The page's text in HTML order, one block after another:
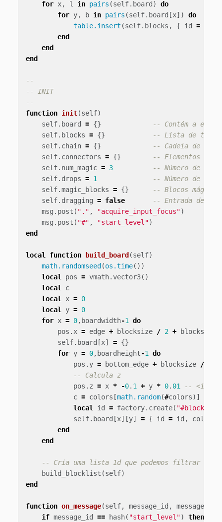
for x, l in pairs (self. board )
do
for y, b in pairs (self. board [x])
do
table.insert (self. blocks , { id =
end
end
end
--
-- INIT
--
function init(self)
self. board = {}
-- Contém a
self. blocks = {}
-- Lista de
self. chain = {}
-- Cadeia de
self. connectors = {}
-- Elementos
self. num_magic = 3
-- Número de
self. drops = 1
-- Número de
self.magic_blocks = {}
-- Blocos
self. dragging = false
-- Entrada de
msg . post ( "." , "acquire_input_focus")
msg . post ( "#" , "start_level")
end
local function build_board (self)
math.randomseed (os.time())
local pos = vmath.vector3()
local c
local x = 0
local y = 0
for x = 0, boardwidth-1 do
pos .x = edge + blocksize / 2 + blocksize
self. board [x] = {}
for y = 0, boardheight-1 do
pos . y = bottom_edge + blocksize /
-- Calcula z
pos . z = x * -0. 1 + y * 0. 01
-- <1>
c = colors [math.random(#colors)]
local id = factory. create(
self. board [x][y] = { id = id , color
end
end
-- Cria uma lista 1d que podemos filtrar
build_blocklist (self)
end
function on_message(self, message_id , message
if message_id == hash( "start_level")
then